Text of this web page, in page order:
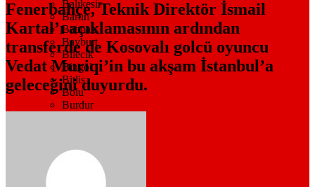
Balıkesir
Bartın
Batman
Bayburt
Bilecik
Bingöl
Bitlis
Bolu
Burdur
Çorum
Diyarbakır
Fenerbahçe, Teknik Direktör İsmail
Kartal’ı açıklamasının ardından
transferde de Kosovalı golcü oyuncu
Vedat Muriqi’in bu akşam İstanbul’a
geleceğini duyurdu.